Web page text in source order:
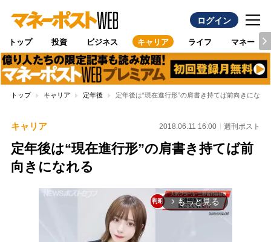
ログイン
トップ 投資 ビジネス キャリア ライフ マネー
トップ キャリア 定年後 定年後は“現在進行形”の肩書き持てば前向きになれ
キャリア 2018.06.11 16:00 週刊ポスト
定年後は“現在進行形”の肩書き持てば前
向きになれる
arrow_forward_ios もっと見る